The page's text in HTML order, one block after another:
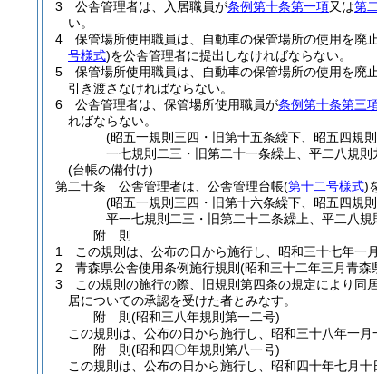
3
公舎管理者は、入居職員が条例第十条第一項又は第
い。
4
保管場所使用職員は、自動車の保管場所の使用を廃
号様式)を公舎管理者に提出しなければならない。
5
保管場所使用職員は、自動車の保管場所の使用を廃
引き渡さなければならない。
6
公舎管理者は、保管場所使用職員が条例第十条第三
ればならない。
(昭五一規則三四・旧第十五条繰下、昭五四規
一七規則二三・旧第二十一条繰上、平二八規
(台帳の備付け)
第二十条
公舎管理者は、公舎管理台帳(第十二号様式)
(昭五一規則三四・旧第十六条繰下、昭五四規
平一七規則二三・旧第二十二条繰上、平二八
附 則
1
この規則は、公布の日から施行し、昭和三十七年一
2
青森県公舎使用条例施行規則 (昭和三十二年三月青森
3
この規則の施行の際、旧規則第四条の規定により同
居についての承認を受けた者とみなす。
附 則(昭和三八年規則第一二号)
この規則は、公布の日から施行し、昭和三十八年一月
附 則(昭和四〇年規則第八一号)
この規則は、公布の日から施行し、昭和四十年七月十